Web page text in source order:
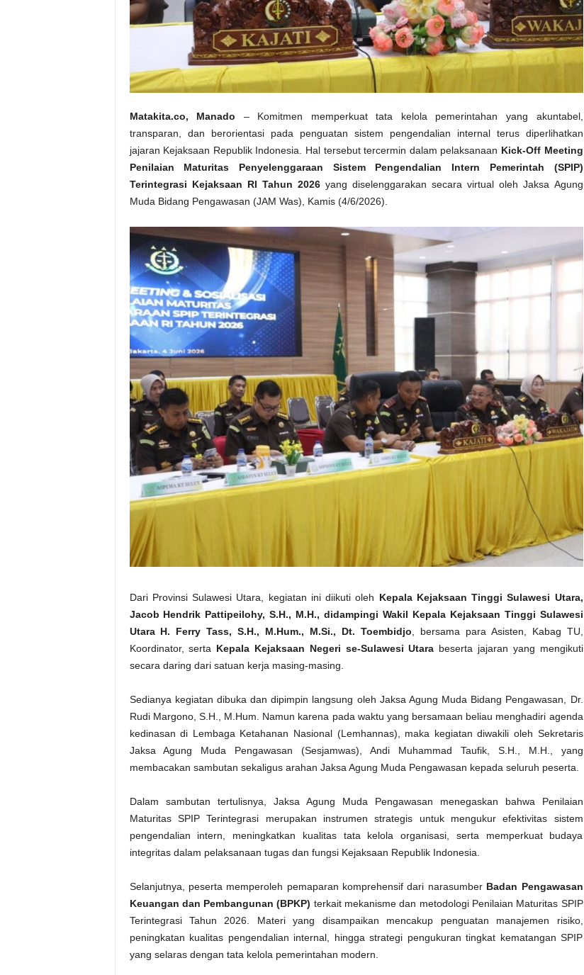
Matakita.co, Manado – Komitmen memperkuat tata kelola pemerintahan yang akuntabel,
transparan, dan berorientasi pada penguatan sistem pengendalian internal terus diperlihatkan
jajaran Kejaksaan Republik Indonesia. Hal tersebut tercermin dalam pelaksanaan Kick-Off Meeting
Penilaian Maturitas Penyelenggaraan Sistem Pengendalian Intern Pemerintah (SPIP)
Terintegrasi Kejaksaan RI Tahun 2026yang diselenggarakan secara virtual oleh Jaksa Agung
Muda Bidang Pengawasan (JAM Was), Kamis (4/6/2026).
Dari Provinsi Sulawesi Utara, kegiatan ini diikuti oleh Kepala Kejaksaan Tinggi Sulawesi Utara,
Jacob Hendrik Pattipeilohy, S.H., M.H., didampingi Wakil Kepala Kejaksaan Tinggi Sulawesi
Utara H. Ferry Tass, S.H., M.Hum., M.Si., Dt. Toembidjo , bersama para Asisten, Kabag TU,
Koordinator, serta Kepala Kejaksaan Negeri se-Sulawesi Utara beserta jajaran yang mengikuti
secara daring dari satuan kerja masing-masing.
Sedianya kegiatan dibuka dan dipimpin langsung oleh Jaksa Agung Muda Bidang Pengawasan, Dr.
Rudi Margono, S.H., M.Hum. Namun karena pada waktu yang bersamaan beliau menghadiri agenda
kedinasan di Lembaga Ketahanan Nasional (Lemhannas), maka kegiatan diwakili oleh Sekretaris
Jaksa Agung Muda Pengawasan (Sesjamwas), Andi Muhammad Taufik, S.H., M.H., yang
membacakan sambutan sekaligus arahan Jaksa Agung Muda Pengawasan kepada seluruh peserta.
Dalam sambutan tertulisnya, Jaksa Agung Muda Pengawasan menegaskan bahwa Penilaian
Maturitas SPIP Terintegrasi merupakan instrumen strategis untuk mengukur efektivitas sistem
pengendalian intern, meningkatkan kualitas tata kelola organisasi, serta memperkuat budaya
integritas dalam pelaksanaan tugas dan fungsi Kejaksaan Republik Indonesia.
Selanjutnya, peserta memperoleh pemaparan komprehensif dari narasumber Badan Pengawasan
Keuangan dan Pembangunan (BPKP) terkait mekanisme dan metodologi Penilaian Maturitas SPIP
Terintegrasi Tahun 2026. Materi yang disampaikan mencakup penguatan manajemen risiko,
peningkatan kualitas pengendalian internal, hingga strategi pengukuran tingkat kematangan SPIP
yang selaras dengan tata kelola pemerintahan modern.